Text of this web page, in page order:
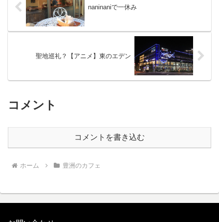
naninaniで一休み
聖地巡礼？【アニメ】東のエデン
コメント
コメントを書き込む
ホーム 豊洲のカフェ